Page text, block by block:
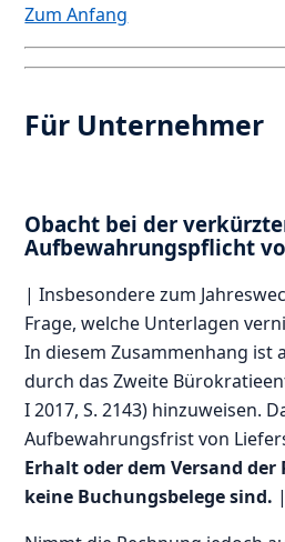
Zum Anfang
Für Unternehmer
Obacht bei der
Aufbewahrungspflicht
| Insbesondere zum
Frage, welche Unterlagen
In diesem Zusammenhang ist
durch das Zweite
I 2017, S. 2143) hinzuweisen.
Aufbewahrungsfrist von
Erhalt oder dem Versand
keine Buchungsbelege sind. |